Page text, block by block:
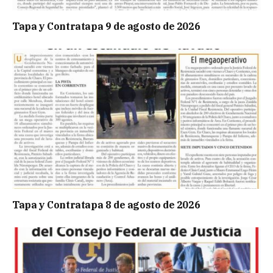
Tapa y Contratapa 9 de agosto de 2026
Tapa y Contratapa 8 de agosto de 2026